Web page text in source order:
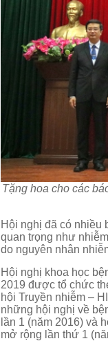
Tặng hoa cho các
Hội nghị đã có nhiều
quan trọng như
do nguyên nhân
Hội nghị khoa học
2019 được tổ chức
hội Truyền nhiễm –
những hội nghị về
lần 1 (năm 2016) và
mở rộng lần thứ 1